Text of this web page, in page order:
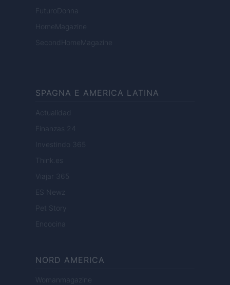
FuturoDonna
HomeMagazine
SecondHomeMagazine
SPAGNA E AMERICA LATINA
Actualidad
Finanzas 24
Investindo 365
Think.es
Viajar 365
ES Newz
Pet Story
Encocina
NORD AMERICA
Womanmagazine